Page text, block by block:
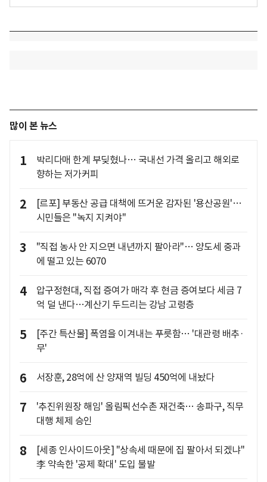
많이 본 뉴스
1
박리다매 한계 부딪혔나… 국내선 가격 올리고 해외로
향하는 저가커피
2
[르포] 부동산 공급 대책에 뜨거운 감자된 '용산공원'…
시민들은 "녹지 지켜야"
3
"직접 농사 안 지으면 내년까지 팔아라"… 양도세 중과
에 떨고 있는 6070
4
압구정현대, 직접 증여가 매각 후 현금 증여보다 세금 7
억 덜 낸다…계산기 두드리는 강남 고령층
5
[주간 특산물] 폭염을 이겨내는 푸릇함… '대관령 배추·
무'
6 서장훈, 28억에 산 양재역 빌딩 450억에 내놨다
7
'추진위원장 해임' 올림픽선수촌 재건축… 송파구, 직무
대행 체제 승인
8
[세종 인사이드아웃] "상속세 때문에 집 팔아서 되겠냐"
李 약속한 '공제 확대' 도입 불발